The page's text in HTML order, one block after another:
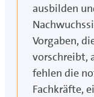
ausbilden
Vorgaben,
vorschreibt,
fehlen die
Fachkräfte,